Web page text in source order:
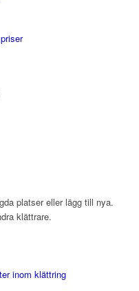
platser eller lägg till nya.
klättrare.